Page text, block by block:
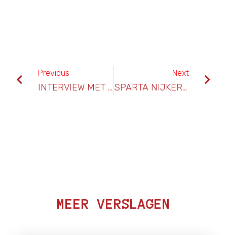
Previous
INTERVIEW MET PATRICK LOENEN
Next
SPARTA NIJKERK – SPORTLUST ’46
MEER VERSLAGEN